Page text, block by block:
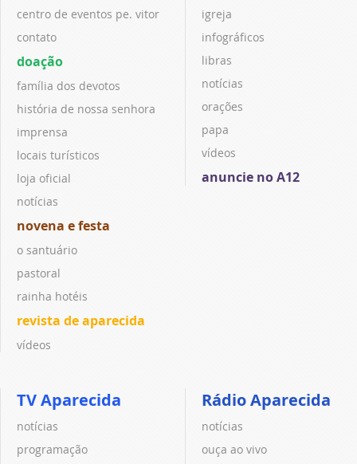
centro de eventos pe. vitor
contato
doação
família dos devotos
história de nossa senhora
imprensa
locais turísticos
loja oficial
notícias
novena e festa
o santuário
pastoral
rainha hotéis
revista de aparecida
vídeos
igreja
infográficos
libras
notícias
orações
papa
vídeos
anuncie no A12
TV Aparecida
notícias
programação
Rádio Aparecida
notícias
ouça ao vivo